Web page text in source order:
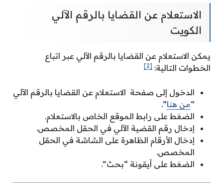
الاستعلام عن القضايا بالرقم الآلي
الكويت
يمكن الاستعلام عن القضايا بالرقم الآلي عبر اتباع
الخطوات التالية: [2]
الدخول إلى صفحة الاستعلام عن القضايا بالرقم الآلي
“من هنا“.
الضغط على رابط الموقع الخاص بالاستعلام.
إدخال رقم القضية الآلي في الحقل المخصص.
إدخال الأرقام الظاهرة على الشاشة في الحقل
المخصص.
الضغط على أيقونة “بحث”.